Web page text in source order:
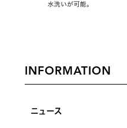
水洗いが可能。
INFORMATION
ニュース